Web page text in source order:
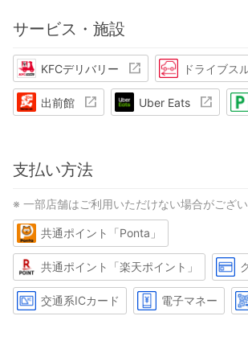
サービス・施設
KFCデリバリー ドライブス
出前館 Uber Eats
支払い方法
※ 一部店舗はご利用いただけない場合がござ
共通ポイント「Ponta」
共通ポイント「楽天ポイント」
交通系ICカード 電子マネー